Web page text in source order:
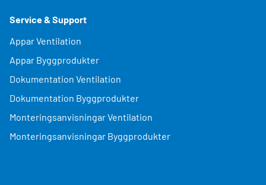
Service & Support
Appar Ventilation
Appar Byggprodukter
Dokumentation Ventilation
Dokumentation Byggprodukter
Monteringsanvisningar Ventilation
Monteringsanvisningar Byggprodukter